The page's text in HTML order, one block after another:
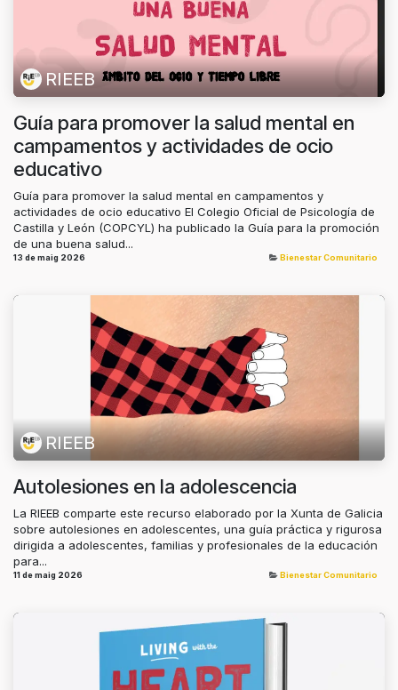
RIEEB
Guía para promover la salud mental en
campamentos y actividades de ocio
educativo
Guía para promover la salud mental en campamentos y
actividades de ocio educativo El Colegio Oficial de Psicología de
Castilla y León (COPCYL) ha publicado la Guía para la promoción
de una buena salud...
13 de maig 2026 Bienestar Comunitario
RIEEB
Autolesiones en la adolescencia
La RIEEB comparte este recurso elaborado por la Xunta de Galicia
sobre autolesiones en adolescentes, una guía práctica y rigurosa
dirigida a adolescentes, familias y profesionales de la educación
para...
11 de maig 2026 Bienestar Comunitario